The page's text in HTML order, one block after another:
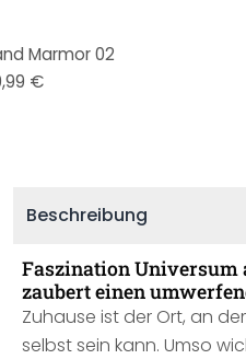
Marmor 02
€
Beschreibung
Faszination
zaubert einen
Zuhause ist der Ort, an
selbst sein kann. Umso